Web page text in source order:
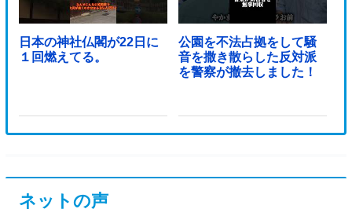
日本の神社仏閣が22日に
１回燃えてる。
公園を不法占拠をして騒
音を撒き散らした反対派
を警察が撤去しました！
ネットの声